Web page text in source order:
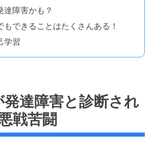
達障害かも？
もできることはたくさんある！
学習
達障害と診断され
戦苦闘